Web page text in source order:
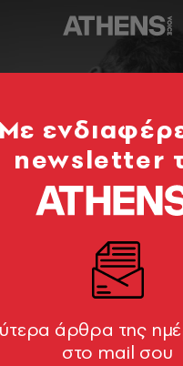
Mε
newsletter
άρθρα της
στο mail σου